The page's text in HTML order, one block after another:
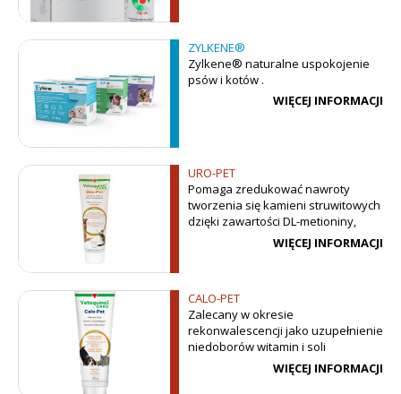
ZYLKENE®
Zylkene® naturalne uspokojenie
psów i kotów .
WIĘCEJ INFORMACJI
URO-PET
Pomaga zredukować nawroty
tworzenia się kamieni struwitowych
dzięki zawartości DL-metioniny,
pomagającej w zakwaszeniu
WIĘCEJ INFORMACJI
CALO-PET
Zalecany w okresie
rekonwalescencji jako uzupełnienie
niedoborów witamin i soli
WIĘCEJ INFORMACJI